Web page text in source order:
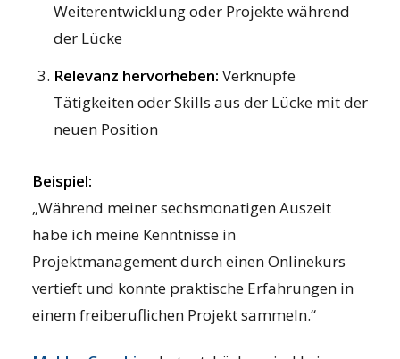
Weiterentwicklung oder Projekte während
der Lücke
Relevanz hervorheben: Verknüpfe
Tätigkeiten oder Skills aus der Lücke mit der
neuen Position
Beispiel:
„Während meiner sechsmonatigen Auszeit
habe ich meine Kenntnisse in
Projektmanagement durch einen Onlinekurs
vertieft und konnte praktische Erfahrungen in
einem freiberuflichen Projekt sammeln.“